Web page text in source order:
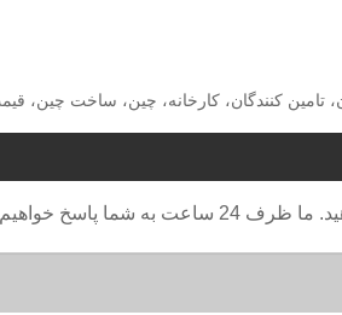
تامین کنندگان، کارخانه، چین، ساخت چین،
پاسخ خواهیم داد.